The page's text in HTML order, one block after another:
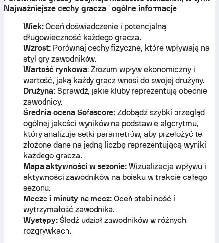
Najważniejsze cechy gracza i ogólne informacje
Wiek:Oceń doświadczenie i potencjalną
długowieczność każdego gracza.
Wzrost:Porównaj cechy fizyczne, które wpływają na
styl gry zawodników.
Wartość rynkowa:Zrozum wpływ ekonomiczny i
wartość, jaką każdy gracz wnosi do swojej drużyny.
Drużyna:Sprawdź, jakie kluby reprezentują obecnie
zawodnicy.
Średnia ocena Sofascore: Zdobądź szybki przegląd
ogólnej jakości wyników na podstawie algorytmu,
który analizuje setki parametrów, aby przełożyć te
złożone dane na jedną liczbę reprezentującą wyniki
każdego gracza.
Mapa aktywności w sezonie: Wizualizacja wpływu i
aktywności zawodników na boisku w trakcie całego
sezonu.
Mecze i minuty na mecz: Oceń stabilność i
wytrzymałość zawodnika.
Występy:Śledź udział zawodników w różnych
rozgrywkach.